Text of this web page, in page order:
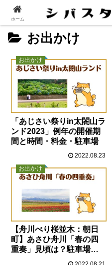
お出かけ
お出かけ
「あじさい祭りin太閤山ラ
ンド2023」例年の開催期
間と時間・料金・駐車場
2022.08.23
お出かけ
【舟川べり桜並木：朝日
町】あさひ舟川「春の四
重奏」見頃は？駐車場
ホーム